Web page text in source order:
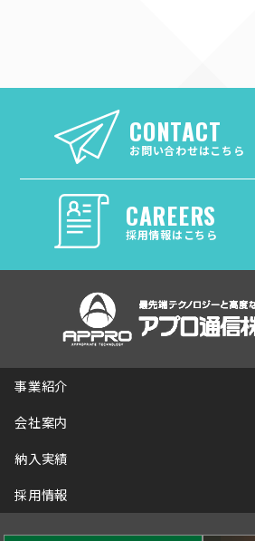
CONTACT
お問い合わせはこちら
CAREERS
採用情報はこちら
事業紹介
会社案内
納入実績
採用情報